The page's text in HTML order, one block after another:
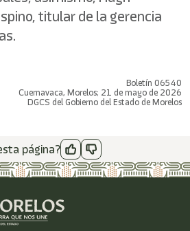
titular de la gerencia
Boletín 06540
Cuernavaca, Morelos; 21 de mayo de 2026
DGCS del Gobierno del Estado de Morelos
página?